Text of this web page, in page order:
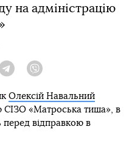
на адміністрацію
Telegram
Олексій Навальний
СІЗО «Матроська тиша», в
перед відправкою в